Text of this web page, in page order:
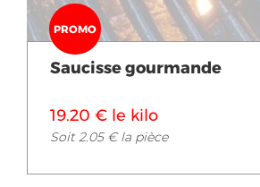
PROMO
Saucisse gourmande
19.20 € le kilo
Soit 2.05 € la pièce